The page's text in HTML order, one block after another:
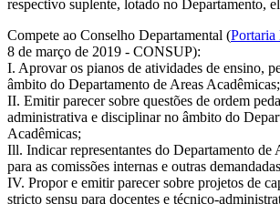
respectivo suplente, lotado no Departamento,
Compete ao Conselho Departamental (Portaria
8 de março de 2019 - CONSUP):
I. Aprovar os pianos de atividades de ensino,
âmbito do Departamento de Areas Acadêmicas;
II. Emitir parecer sobre questões de ordem
administrativa e disciplinar no âmbito do
Acadêmicas;
Ill. Indicar representantes do Departamento de
para as comissões internas e outras
IV. Propor e emitir parecer sobre projetos de
stricto sensu para docentes e técnico-